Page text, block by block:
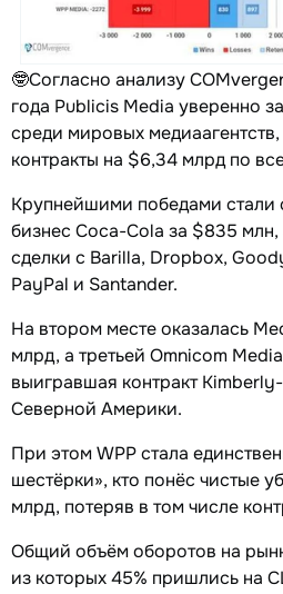
🤓Согласно анализу
года Publicis Media уверенно
среди мировых
контракты на $6,34 млрд по
Крупнейшими победами стали
бизнес Coca-Cola за $835 млн,
сделки с Barilla, Dropbox,
PayPal и Santander.
На втором месте оказалась
млрд, а третьей Omnicom
выигравшая контракт
Северной Америки.
При этом WPP стала
шестёрки», кто понёс чистые
млрд, потеряв в том числе
Общий объём оборотов на
из которых 45% пришлись на